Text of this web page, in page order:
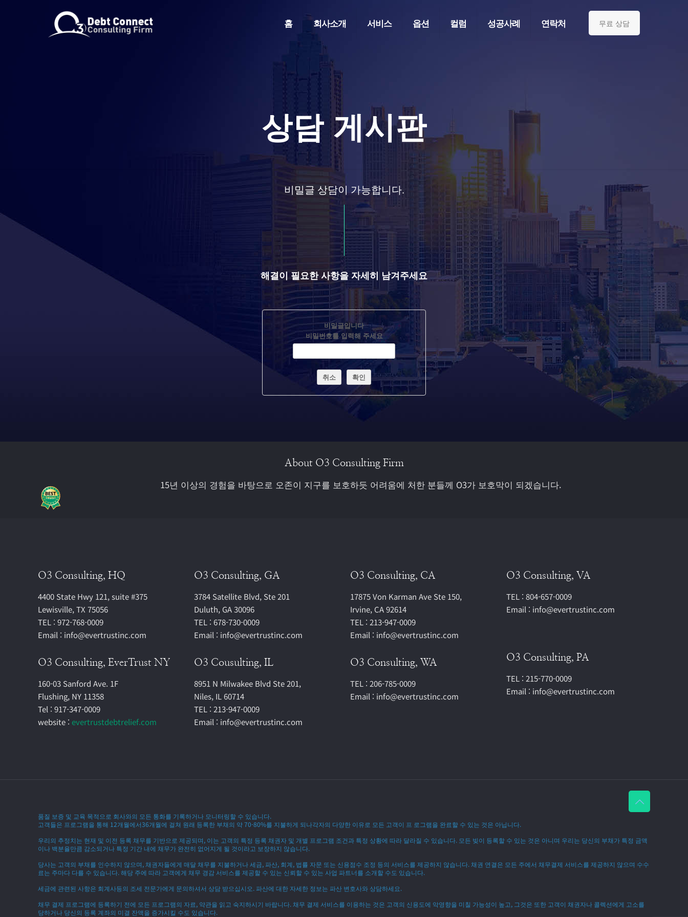
홈 회사소개 서비스 옵션 컬럼 성공사례 연락처 무료 상담
상담 게시판
비밀글 상담이 가능합니다.
해결이 필요한 사항을 자세히 남겨주세요
비밀글입니다
비밀번호를 입력해 주세요
취소 확인
About O3 Consulting Firm
15년 이상의 경험을 바탕으로 오존이 지구를 보호하듯 어려움에 처한 분들께 O3가 보호막이 되겠습니다.
O3 Consulting, HQ
4400 State Hwy 121, suite #375
Lewisville, TX 75056
TEL : 972-768-0009
Email : info@evertrustinc.com
O3 Consulting, EverTrust NY
160-03 Sanford Ave. 1F
Flushing, NY 11358
Tel : 917-347-0009
website : evertrustdebtrelief.com
O3 Consulting, GA
3784 Satellite Blvd, Ste 201
Duluth, GA 30096
TEL : 678-730-0009
Email : info@evertrustinc.com
O3 Cousulting, IL
8951 N Milwakee Blvd Ste 201,
Niles, IL 60714
TEL : 213-947-0009
Email : info@evertrustinc.com
O3 Consulting, CA
17875 Von Karman Ave Ste 150,
Irvine, CA 92614
TEL : 213-947-0009
Email : info@evertrustinc.com
O3 Consulting, WA
TEL : 206-785-0009
Email : info@evertrustinc.com
O3 Consulting, VA
TEL : 804-657-0009
Email : info@evertrustinc.com
O3 Consulting, PA
TEL : 215-770-0009
Email : info@evertrustinc.com
품질 보증 및 교육 목적으로 회사와의 모든 통화를 기록하거나 모니터링할 수 있습니다.
고객들은 프로그램을 통해 12개월에서36개월에 걸쳐 원래 등록한 부채의 약 70-80%를 지불하게 되나각자의 다양한 이유로 모든 고객이 프 로그램을 완료할 수 있는 것은 아닙니다.
우리의 추정치는 현재 및 이전 등록 채무를 기반으로 제공되며, 이는 고객의 특정 등록 채권자 및 개별 프로그램 조건과 특정 상황에 따라 달라질 수 있습니다. 모든 빚이 등록할 수 있는 것은 아니며 우리는 당신의 부채가 특정 금액
이나 백분율만큼 감소되거나 특정 기간 내에 채무가 완전히 없어지게 될 것이라고 보장하지 않습니다.
당사는 고객의 부채를 인수하지 않으며, 채권자들에게 매달 채무를 지불하거나 세금, 파산, 회계, 법률 자문 또는 신용점수 조정 등의 서비스를 제공하지 않습니다. 채권 연결은 모든 주에서 채무결제 서비스를 제공하지 않으며 수수
료는 주마다 다를 수 있습니다. 해당 주에 따라 고객에게 채무 경감 서비스를 제공할 수 있는 신뢰할 수 있는 사업 파트너를 소개할 수도 있습니다.
세금에 관련된 사항은 회계사등의 조세 전문가에게 문의하셔서 상담 받으십시오. 파산에 대한 자세한 정보는 파산 변호사와 상담하세요.
채무 결제 프로그램에 등록하기 전에 모든 프로그램의 자료, 약관을 읽고 숙지하시기 바랍니다. 채무 결제 서비스를 이용하는 것은 고객의 신용도에 악영향을 미칠 가능성이 높고, 그것은 또한 고객이 채권자나 콜렉션에게 고소를
당하거나 당신의 등록 계좌의 미결 잔액을 증가시킬 수도 있습니다.